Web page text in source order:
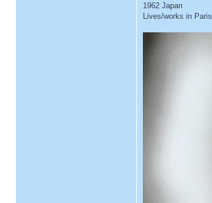
1962 Japan
Lives/works in Paris